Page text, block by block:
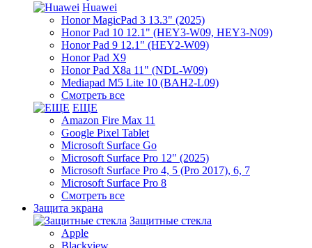
Huawei
Honor MagicPad 3 13.3" (2025)
Honor Pad 10 12.1" (HEY3-W09, HEY3-N09)
Honor Pad 9 12.1" (HEY2-W09)
Honor Pad X9
Honor Pad X8a 11" (NDL-W09)
Mediapad M5 Lite 10 (BAH2-L09)
Смотреть все
ЕЩЕ
Amazon Fire Max 11
Google Pixel Tablet
Microsoft Surface Go
Microsoft Surface Pro 12" (2025)
Microsoft Surface Pro 4, 5 (Pro 2017), 6, 7
Microsoft Surface Pro 8
Смотреть все
Защита экрана
Защитные стекла
Apple
Blackview